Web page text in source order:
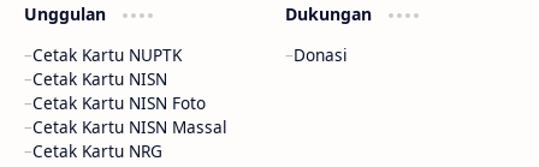
Unggulan
Cetak Kartu NUPTK
Cetak Kartu NISN
Cetak Kartu NISN Foto
Cetak Kartu NISN Massal
Cetak Kartu NRG
Dukungan
Donasi